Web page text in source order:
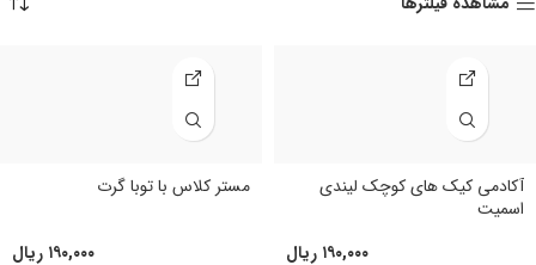
آکادمی کیک های کوچک لیندی
اسمیت
۱۹۰,۰۰۰ ریال
مستر کلاس با توبا گرت
۱۹۰,۰۰۰ ریال